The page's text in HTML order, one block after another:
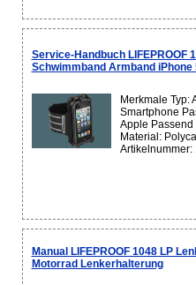
Service-Handbuch LIFEPROOF
Schwimmband Armband iPhone
Merkmale Typ:
Smartphone
Apple
Material:
Artikelnummer:
Manual LIFEPROOF 1048 LP
Motorrad Lenkerhalterung